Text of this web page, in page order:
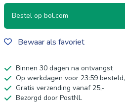
Bestel op bol.com
Bewaar als favoriet
Binnen 30 dagen na ontvangst
Op werkdagen voor 23:59 besteld,
Gratis verzending vanaf 25,-
Bezorgd door PostNL